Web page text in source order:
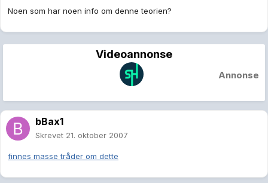
Noen som har noen info om denne teorien?
Videoannonse
Annonse
bBax1
Skrevet 21. oktober 2007
finnes masse tråder om dette